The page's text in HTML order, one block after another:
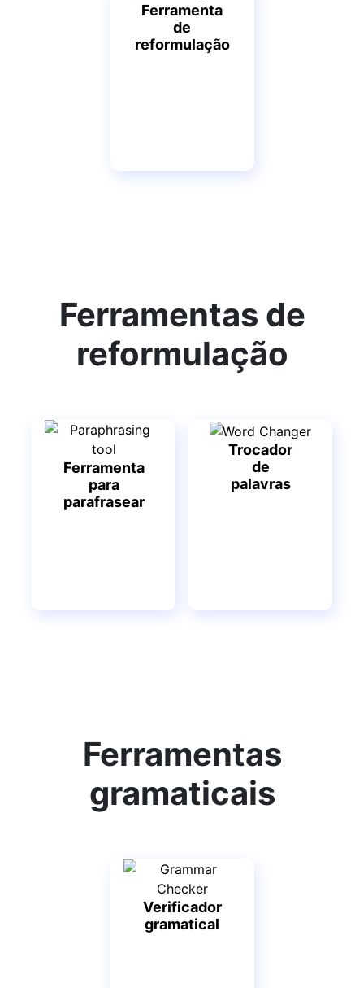
Ferramenta
de
reformulação
Ferramentas de
reformulação
Ferramenta
para
parafrasear
Trocador
de
palavras
Ferramentas
gramaticais
Verificador
gramatical